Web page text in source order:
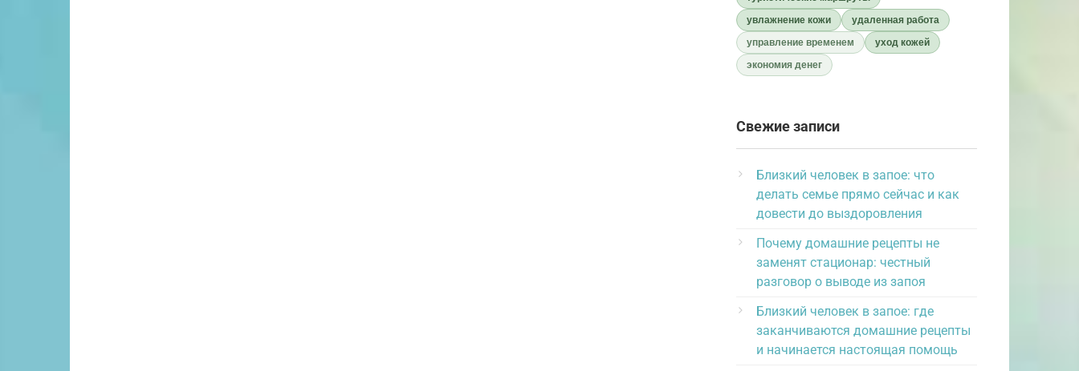
увлажнение кожи
удаленная работа
управление временем
уход кожей
экономия денег
Свежие записи
Близкий человек в запое: что
делать семье прямо сейчас и как
довести до выздоровления
Почему домашние рецепты не
заменят стационар: честный
разговор о выводе из запоя
Близкий человек в запое: где
заканчиваются домашние рецепты
и начинается настоящая помощь